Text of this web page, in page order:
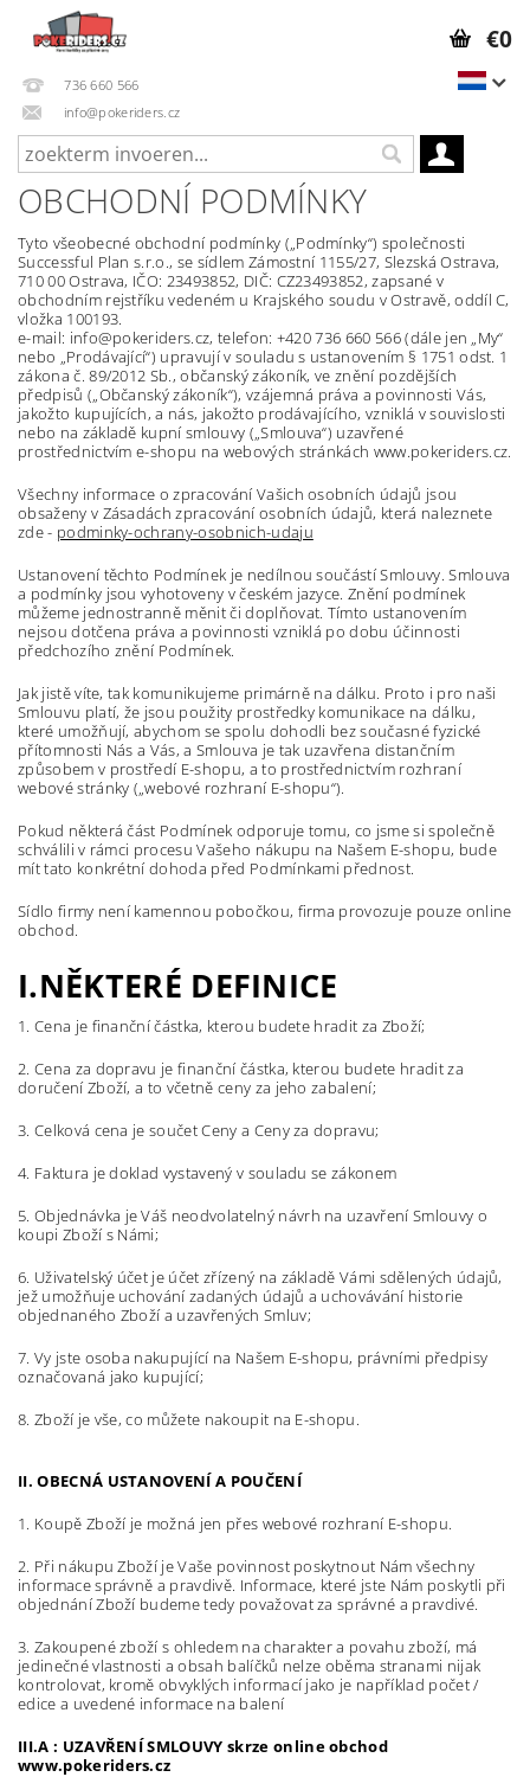
736 660 566
info@pokeriders.cz
€0
OBCHODNÍ PODMÍNKY
Tyto všeobecné obchodní podmínky („Podmínky“) společnosti
Successful Plan s.r.o., se sídlem Zámostní 1155/27, Slezská Ostrava,
710 00 Ostrava, IČO: 23493852, DIČ: CZ23493852, zapsané v
obchodním rejstříku vedeném u Krajského soudu v Ostravě, oddíl C,
vložka 100193.
e-mail: info@pokeriders.cz, telefon: +420 736 660 566 (dále jen „My“
nebo „Prodávající“) upravují v souladu s ustanovením § 1751 odst. 1
zákona č. 89/2012 Sb., občanský zákoník, ve znění pozdějších
předpisů („Občanský zákoník“), vzájemná práva a povinnosti Vás,
jakožto kupujících, a nás, jakožto prodávajícího, vzniklá v souvislosti
nebo na základě kupní smlouvy („Smlouva“) uzavřené
prostřednictvím e-shopu na webových stránkách www.pokeriders.cz.
Všechny informace o zpracování Vašich osobních údajů jsou
obsaženy v Zásadách zpracování osobních údajů, která naleznete
zde - podminky-ochrany-osobnich-udaju
Ustanovení těchto Podmínek je nedílnou součástí Smlouvy. Smlouva
a podmínky jsou vyhotoveny v českém jazyce. Znění podmínek
můžeme jednostranně měnit či doplňovat. Tímto ustanovením
nejsou dotčena práva a povinnosti vzniklá po dobu účinnosti
předchozího znění Podmínek.
Jak jistě víte, tak komunikujeme primárně na dálku. Proto i pro naši
Smlouvu platí, že jsou použity prostředky komunikace na dálku,
které umožňují, abychom se spolu dohodli bez současné fyzické
přítomnosti Nás a Vás, a Smlouva je tak uzavřena distančním
způsobem v prostředí E-shopu, a to prostřednictvím rozhraní
webové stránky („webové rozhraní E-shopu“).
Pokud některá část Podmínek odporuje tomu, co jsme si společně
schválili v rámci procesu Vašeho nákupu na Našem E-shopu, bude
mít tato konkrétní dohoda před Podmínkami přednost.
Sídlo firmy není kamennou pobočkou, firma provozuje pouze online
obchod.
I.NĚKTERÉ DEFINICE
1. Cena je finanční částka, kterou budete hradit za Zboží;
2. Cena za dopravu je finanční částka, kterou budete hradit za
doručení Zboží, a to včetně ceny za jeho zabalení;
3. Celková cena je součet Ceny a Ceny za dopravu;
4. Faktura je doklad vystavený v souladu se zákonem
5. Objednávka je Váš neodvolatelný návrh na uzavření Smlouvy o
koupi Zboží s Námi;
6. Uživatelský účet je účet zřízený na základě Vámi sdělených údajů,
jež umožňuje uchování zadaných údajů a uchovávání historie
objednaného Zboží a uzavřených Smluv;
7. Vy jste osoba nakupující na Našem E-shopu, právními předpisy
označovaná jako kupující;
8. Zboží je vše, co můžete nakoupit na E-shopu.
II. OBECNÁ USTANOVENÍ A POUČENÍ
1. Koupě Zboží je možná jen přes webové rozhraní E-shopu.
2. Při nákupu Zboží je Vaše povinnost poskytnout Nám všechny
informace správně a pravdivě. Informace, které jste Nám poskytli při
objednání Zboží budeme tedy považovat za správné a pravdivé.
3. Zakoupené zboží s ohledem na charakter a povahu zboží, má
jedinečné vlastnosti a obsah balíčků nelze oběma stranami nijak
kontrolovat, kromě obvyklých informací jako je například počet /
edice a uvedené informace na balení
III.A : UZAVŘENÍ SMLOUVY skrze online obchod
www.pokeriders.cz